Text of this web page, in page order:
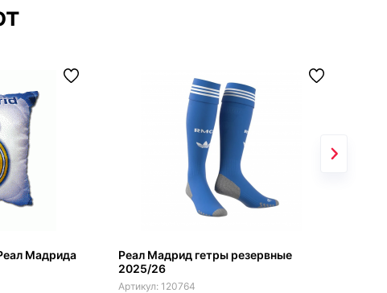
Мадрида
Реал Мадрид гетры резервные
2025/26
120764